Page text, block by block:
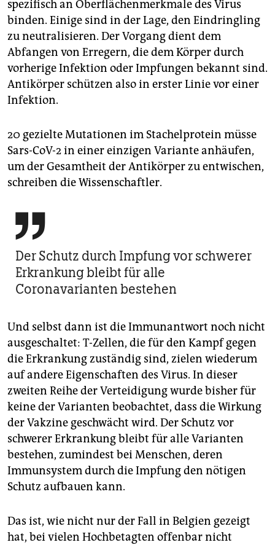
spezifisch an Oberflächenmerkmale des Virus
binden. Einige sind in der Lage, den Eindringling
zu neutralisieren. Der Vorgang dient dem
Abfangen von Erregern, die dem Körper durch
vorherige Infektion oder Impfungen bekannt sind.
Antikörper schützen also in erster Linie vor einer
Infektion.
20 gezielte Mutationen im Stachelprotein müsse
Sars-CoV-2 in einer einzigen Variante anhäufen,
um der Gesamtheit der Antikörper zu entwischen,
schreiben die Wissenschaftler.

Der Schutz durch Impfung vor schwerer
Erkrankung bleibt für alle
Coronavarianten bestehen
Und selbst dann ist die Immunantwort noch nicht
ausgeschaltet: T-Zellen, die für den Kampf gegen
die Erkrankung zuständig sind, zielen wiederum
auf andere Eigenschaften des Virus. In dieser
zweiten Reihe der Verteidigung wurde bisher für
keine der Varianten beobachtet, dass die Wirkung
der Vakzine geschwächt wird. Der Schutz vor
schwerer Erkrankung bleibt für alle Varianten
bestehen, zumindest bei Menschen, deren
Immunsystem durch die Impfung den nötigen
Schutz aufbauen kann.
Das ist, wie nicht nur der Fall in Belgien gezeigt
hat, bei vielen Hochbetagten offenbar nicht